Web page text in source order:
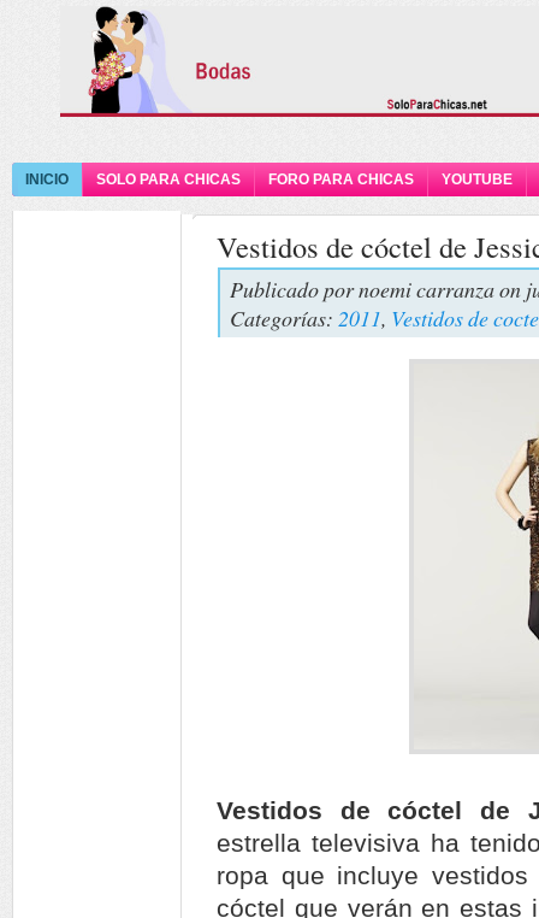
INICIO SOLO PARA CHICAS FORO PARA CHICAS YOUTUBE
Vestidos de cóctel de
Publicado pornoemi carranzaon
Categorías: 2011, Vestidos de
Vestidos de cóctel de
estrella televisiva ha
ropa que incluye
cóctel que verán en estas